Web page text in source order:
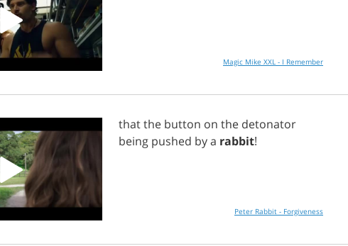
Magic Mike XXL - I Remember
thatthe button on the detonator
being pushed bya rabbit!
Peter Rabbit - Forgiveness